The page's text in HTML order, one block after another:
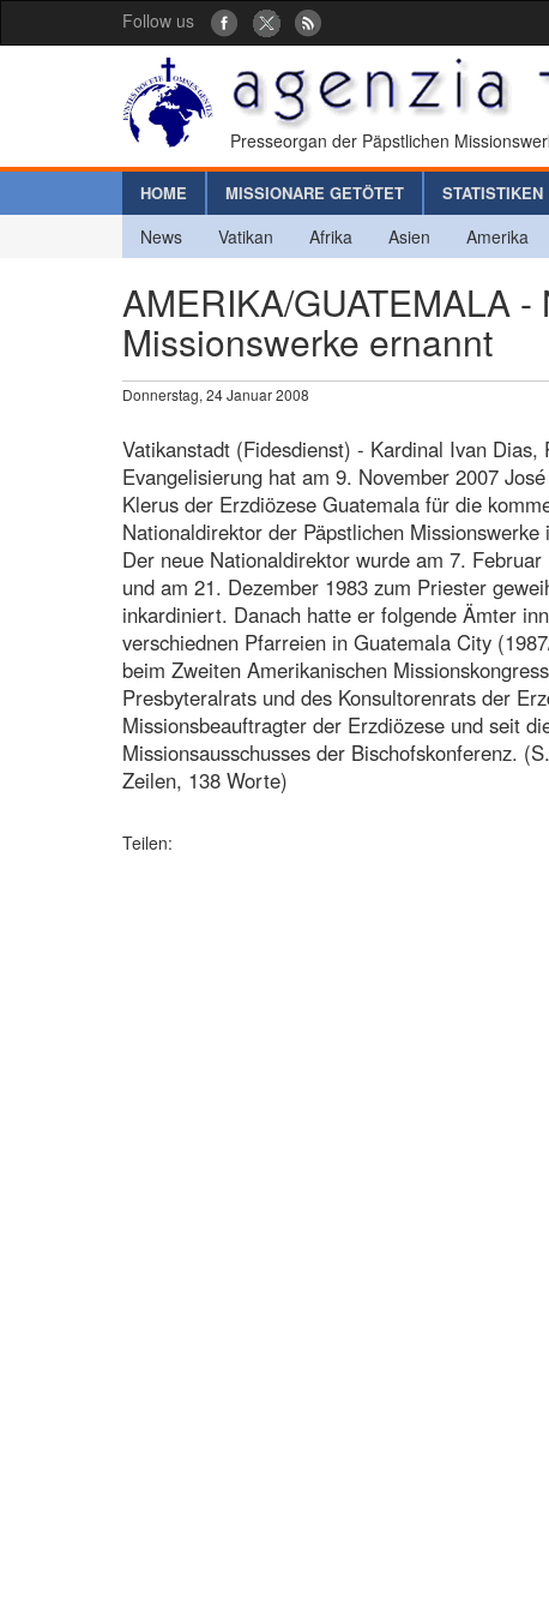
Follow us
Presseorgan der Päpstlichen
HOME MISSIONARE GETÖTET STATISTIKEN
News Vatikan Afrika Asien Amerika
AMERIKA/GUATEMALA
Missionswerke ernannt
Donnerstag, 24 Januar 2008
Vatikanstadt (Fidesdienst) - Kardinal Ivan
Evangelisierung hat am 9. November 2007
Klerus der Erzdiözese Guatemala für die
Nationaldirektor der Päpstlichen
Der neue Nationaldirektor wurde am 7.
und am 21. Dezember 1983 zum Priester
inkardiniert. Danach hatte er folgende Ämter
verschiednen Pfarreien in Guatemala City
beim Zweiten Amerikanischen
Presbyteralrats und des Konsultorenrats der
Missionsbeauftragter der Erzdiözese und seit
Missionsausschusses der Bischofskonferenz.
Zeilen, 138 Worte)
Teilen: